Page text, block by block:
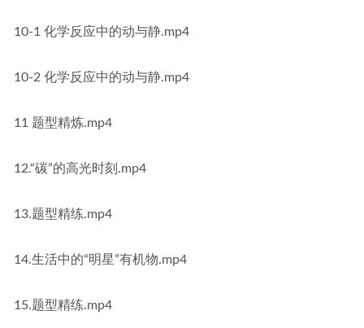
10-1 化学反应中的动与静.mp4
10-2 化学反应中的动与静.mp4
11 题型精炼.mp4
12.“碳”的高光时刻.mp4
13.题型精练.mp4
14.生活中的“明星”有机物.mp4
15.题型精练.mp4